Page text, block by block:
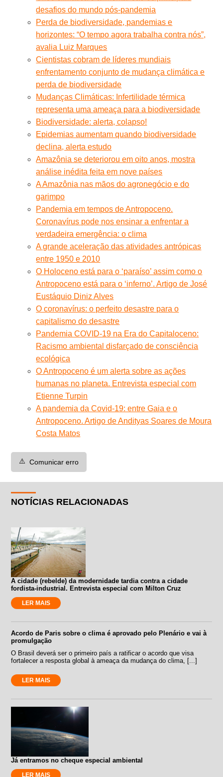
desafios do mundo pós-pandemia
Perda de biodiversidade, pandemias e
horizontes: “O tempo agora trabalha contra nós”,
avalia Luiz Marques
Cientistas cobram de líderes mundiais
enfrentamento conjunto de mudança climática e
perda de biodiversidade
Mudanças Climáticas: Infertilidade térmica
representa uma ameaça para a biodiversidade
Biodiversidade: alerta, colapso!
Epidemias aumentam quando biodiversidade
declina, alerta estudo
Amazônia se deteriorou em oito anos, mostra
análise inédita feita em nove países
A Amazônia nas mãos do agronegócio e do
garimpo
Pandemia em tempos de Antropoceno.
Coronavírus pode nos ensinar a enfrentar a
verdadeira emergência: o clima
A grande aceleração das atividades antrópicas
entre 1950 e 2010
O Holoceno está para o ‘paraíso’ assim como o
Antropoceno está para o ‘inferno’. Artigo de José
Eustáquio Diniz Alves
O coronavírus: o perfeito desastre para o
capitalismo do desastre
Pandemia COVID-19 na Era do Capitaloceno:
Racismo ambiental disfarçado de consciência
ecológica
O Antropoceno é um alerta sobre as ações
humanas no planeta. Entrevista especial com
Etienne Turpin
A pandemia da Covid-19: entre Gaia e o
Antropoceno. Artigo de Andityas Soares de Moura
Costa Matos
⚠️ Comunicar erro
NOTÍCIAS RELACIONADAS
A cidade (rebelde) da modernidade tardia contra a cidade
fordista-industrial. Entrevista especial com Milton Cruz
LER MAIS
Acordo de Paris sobre o clima é aprovado pelo Plenário e vai à
promulgação
O Brasil deverá ser o primeiro país a ratificar o acordo que visa
fortalecer a resposta global à ameaça da mudança do clima, [...]
LER MAIS
Já entramos no cheque especial ambiental
LER MAIS